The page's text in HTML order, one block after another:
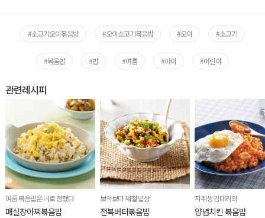
#소고기오이볶음밥 #오이소고기볶음밥 #오이 #소고기
#볶음밥 #밥 #여름 #아이 #어린이
관련레시피
여름 볶음밥은 너로 정했다
매실장아찌볶음밥
보약보다 제철 밥상
전복버터볶음밥
자취생 김대리의
양념치킨 볶음밥